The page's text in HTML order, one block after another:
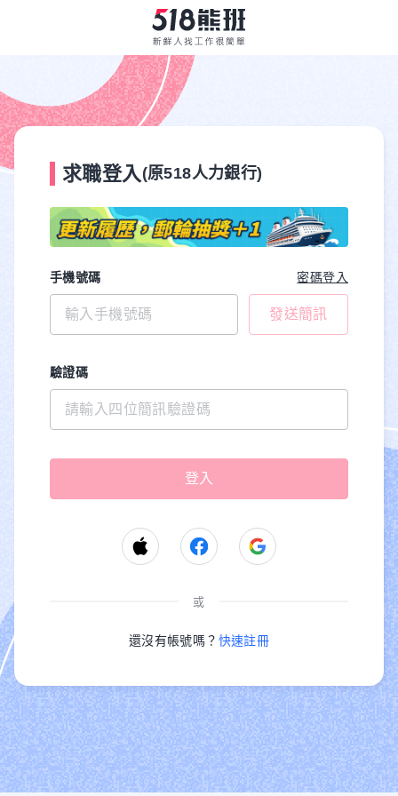
求職登入 (原518人力銀行)
手機號碼 密碼登入
發送簡訊
驗證碼
或
還沒有帳號嗎？ 快速註冊